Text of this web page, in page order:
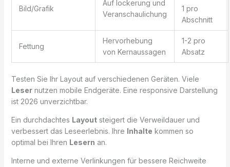
Bild/Grafik
Auf lockerung und
Veranschaulichung
1 pro
Abschnitt
Fettung
Hervorhebung
von Kernaussagen
1-2 pro
Absatz
Testen Sie Ihr Layout auf verschiedenen Geräten. Viele
Lesernutzen mobile Endgeräte. Eine responsive Darstellung
ist 2026 unverzichtbar.
Ein durchdachtes Layoutsteigert die Verweildauer und
verbessert das Leseerlebnis. Ihre Inhalte kommen so
optimal bei Ihren Lesern an.
Interne und externe Verlinkungen für bessere Reichweite